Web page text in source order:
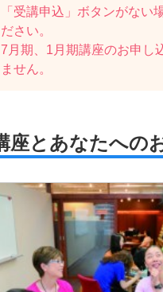
「受講申込」ボタンがない
ださい。
7月期、1月期講座のお申し
ません。